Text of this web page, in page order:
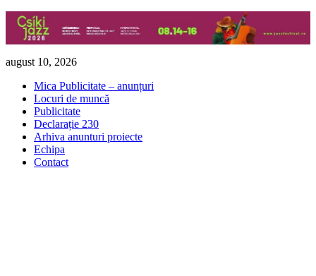
Skip
content
august 10, 2026
Mica Publicitate – anunțuri
Locuri de muncă
Publicitate
Declarație 230
Arhiva anunturi proiecte
Echipa
Contact